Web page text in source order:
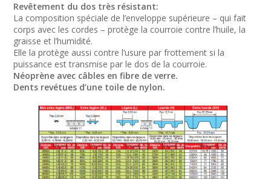
Revêtement du dos très résistant:
La composition spéciale de l’enveloppe supérieure – qui fait
corps avec les cordes – protège la courroie contre l’huile, la
graisse et l’humidité.
Elle la protège aussi contre l’usure par frottement si la
puissance est transmise par le dos de la courroie.
Néoprène avec câbles en fibre de verre.
Dents revétues d’une toile de nylon.